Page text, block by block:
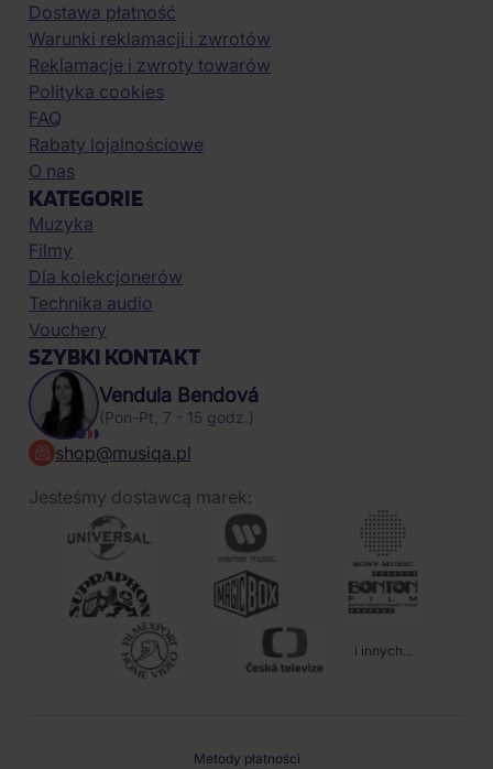
Dostawa płatność
Warunki reklamacji i zwrotów
Reklamacje i zwroty towarów
Polityka cookies
FAQ
Rabaty lojalnościowe
O nas
KATEGORIE
Muzyka
Filmy
Dla kolekcjonerów
Technika audio
Vouchery
SZYBKI KONTAKT
Vendula Bendová
(Pon-Pt, 7 - 15 godz.)
shop@musiqa.pl
Jesteśmy dostawcą marek:
i innych...
Metody płatności